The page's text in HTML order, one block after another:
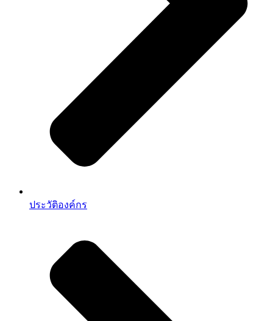
ประวัติองค์กร